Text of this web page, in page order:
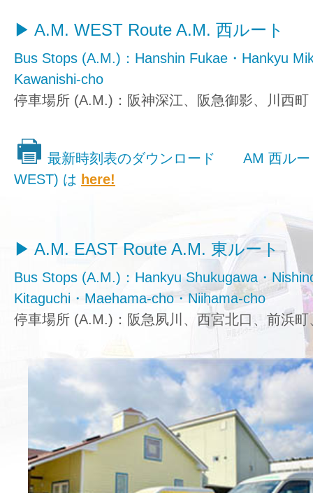
A.M. WEST Route A.M. 西ルート
Bus Stops (A.M.)：Hanshin Fukae・Hankyu
Kawanishi-cho
停車場所 (A.M.)：阪神深江、阪急御影、川西町
最新時刻表のダウンロード AM 西ルー
WEST) は here!
A.M. EAST Route A.M. 東ルート
Bus Stops (A.M.)：Hankyu Shukugawa・
Kitaguchi・Maehama-cho・Niihama-cho
停車場所 (A.M.)：阪急夙川、西宮北口、前浜町